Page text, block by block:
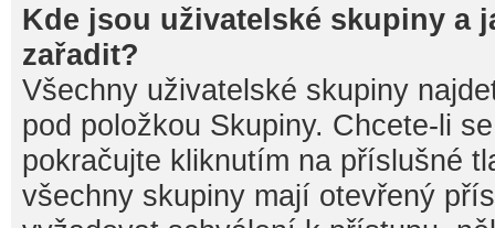
Kde jsou uživatelské skupiny a
zařadit?
Všechny uživatelské skupiny
pod položkou Skupiny. Chcete-li
pokračujte kliknutím na příslušné
všechny skupiny mají otevřený